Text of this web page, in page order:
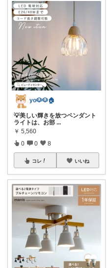
yo🐶🐶🏠
💡美しい輝きを放つペンダント
ライトは、お部 ...
￥ 5,560
0 0 8
コレ いいね